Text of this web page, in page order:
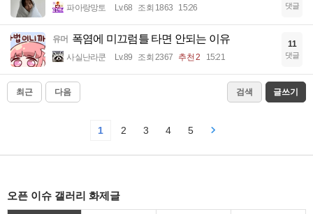
파아랑망토 Lv.68 조회 1863 15:26 댓글
유머 폭염에 미끄럼틀 타면 안되는 이유
사실난라쿤 Lv.89 조회 2367 추천 2 15:21
11
댓글
최근 다음 검색 글쓰기
1 2 3 4 5
오픈 이슈 갤러리 화제글